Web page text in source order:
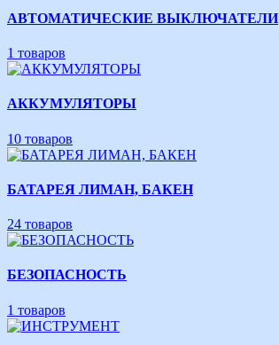
АВТОМАТИЧЕСКИЕ ВЫКЛЮЧАТЕЛИ
1 товаров
АККУМУЛЯТОРЫ
10 товаров
БАТАРЕЯ ЛИМАН, БАКЕН
24 товаров
БЕЗОПАСНОСТЬ
1 товаров